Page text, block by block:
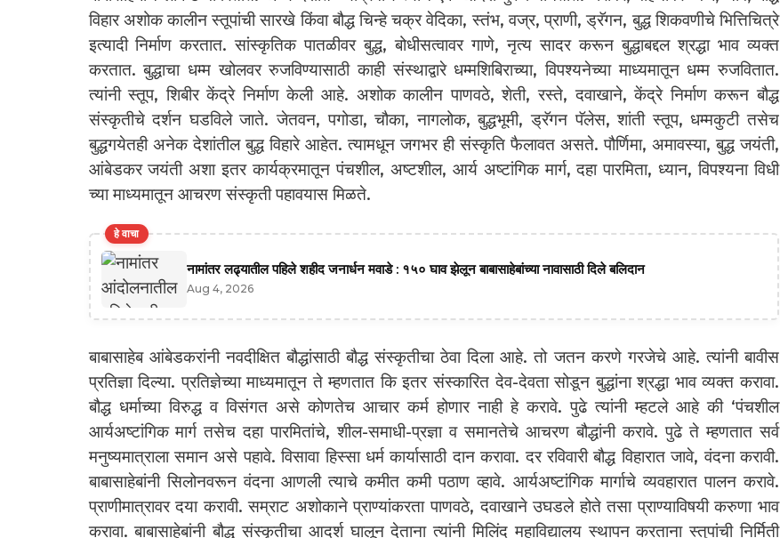
विहार अशोक कालीन स्तूपांची सारखे किंवा बौद्ध चिन्हे चक्र वेदिका, स्तंभ, वज्र, प्राणी, ड्रॅगन, बुद्ध शिकवणीचे भित्तिचित्रे
इत्यादी निर्माण करतात. सांस्कृतिक पातळीवर बुद्ध, बोधीसत्वावर गाणे, नृत्य सादर करून बुद्धाबद्दल श्रद्धा भाव व्यक्त
करतात. बुद्धाचा धम्म खोलवर रुजविण्यासाठी काही संस्थाद्वारे धम्मशिबिराच्या, विपश्यनेच्या माध्यमातून धम्म रुजवितात.
त्यांनी स्तूप, शिबीर केंद्रे निर्माण केली आहे. अशोक कालीन पाणवठे, शेती, रस्ते, दवाखाने, केंद्रे निर्माण करून बौद्ध
संस्कृतीचे दर्शन घडविले जाते. जेतवन, पगोडा, चौका, नागलोक, बुद्धभूमी, ड्रॅगन पॅलेस, शांती स्तूप, धम्मकुटी तसेच
बुद्धगयेतही अनेक देशांतील बुद्ध विहारे आहेत. त्यामधून जगभर ही संस्कृति फैलावत असते. पौर्णिमा, अमावस्या, बुद्ध जयंती,
आंबेडकर जयंती अशा इतर कार्यक्रमातून पंचशील, अष्टशील, आर्य अष्टांगिक मार्ग, दहा पारमिता, ध्यान, विपश्यना विधी
च्या माध्यमातून आचरण संस्कृती पहावयास मिळते.
हे वाचा
नामांतर लढ्यातील पहिले शहीद जनार्धन मवाडे : १५० घाव झेलून बाबासाहेबांच्या नावासाठी दिले बलिदान
Aug 4, 2026
बाबासाहेब आंबेडकरांनी नवदीक्षित बौद्धांसाठी बौद्ध संस्कृतीचा ठेवा दिला आहे. तो जतन करणे गरजेचे आहे. त्यांनी बावीस
प्रतिज्ञा दिल्या. प्रतिज्ञेच्या माध्यमातून ते म्हणतात कि इतर संस्कारित देव-देवता सोडून बुद्धांना श्रद्धा भाव व्यक्त करावा.
बौद्ध धर्माच्या विरुद्ध व विसंगत असे कोणतेच आचार कर्म होणार नाही हे करावे. पुढे त्यांनी म्हटले आहे की ‘पंचशील
आर्यअष्टांगिक मार्ग तसेच दहा पारमितांचे, शील-समाधी-प्रज्ञा व समानतेचे आचरण बौद्धांनी करावे. पुढे ते म्हणतात सर्व
मनुष्यमात्राला समान असे पहावे. विसावा हिस्सा धर्म कार्यासाठी दान करावा. दर रविवारी बौद्ध विहारात जावे, वंदना करावी.
बाबासाहेबांनी सिलोनवरून वंदना आणली त्याचे कमीत कमी पठाण व्हावे. आर्यअष्टांगिक मार्गाचे व्यवहारात पालन करावे.
प्राणीमात्रावर दया करावी. सम्राट अशोकाने प्राण्यांकरता पाणवठे, दवाखाने उघडले होते तसा प्राण्याविषयी करुणा भाव
करावा. बाबासाहेबांनी बौद्ध संस्कृतीचा आदर्श घालून देताना त्यांनी मिलिंद महाविद्यालय स्थापन करताना स्तुपांची निर्मिती